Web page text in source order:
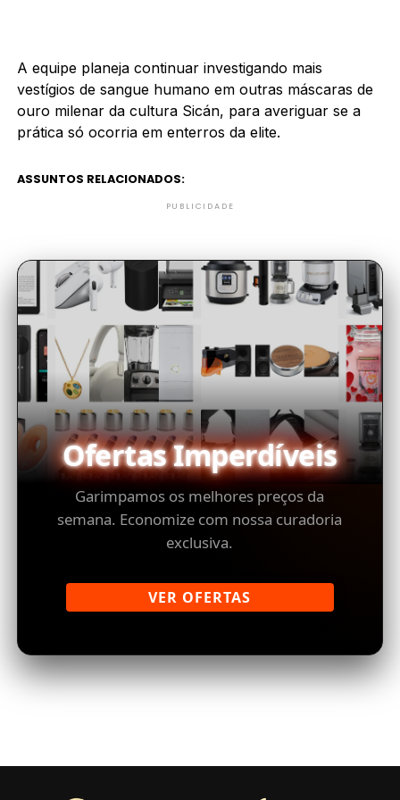
A equipe planeja continuar investigando mais
vestígios de sangue humano em outras máscaras de
ouro milenar da cultura Sicán, para averiguar se a
prática só ocorria em enterros da elite.
ASSUNTOS RELACIONADOS:
PUBLICIDADE
Ofertas Imperdíveis
Garimpamos os melhores preços da
semana. Economize com nossa curadoria
exclusiva.
VER OFERTAS